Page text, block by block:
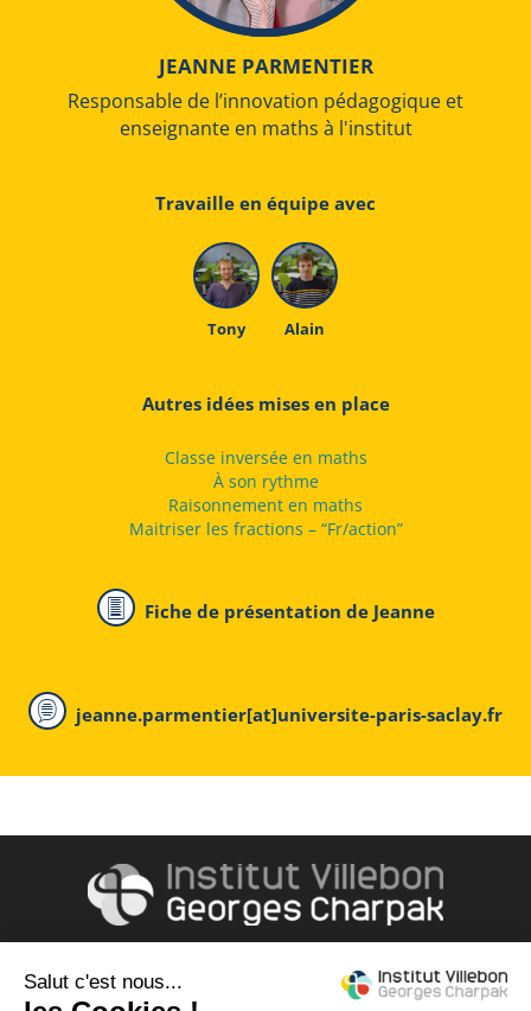
JEANNE PARMENTIER
Responsable de l’innovation pédagogique et
enseignante en maths à l'institut
Travaille en équipe avec
Tony Alain
Autres idées mises en place
Classe inversée en maths
À son rythme
Raisonnement en maths
Maitriser les fractions – “Fr/action”
Fiche de présentation de Jeanne
jeanne.parmentier[at]universite-paris-saclay.fr